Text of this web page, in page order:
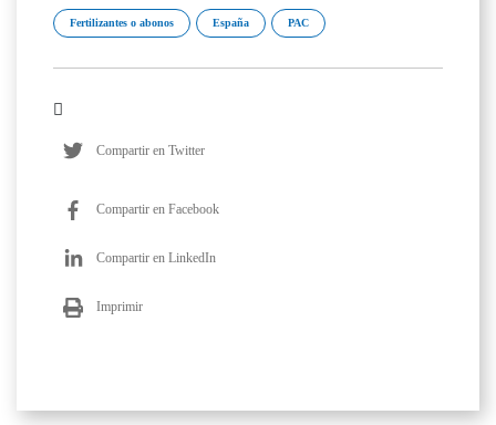
Fertilizantes o abonos España PAC
Compartir en Twitter
Compartir en Facebook
Compartir en LinkedIn
Imprimir